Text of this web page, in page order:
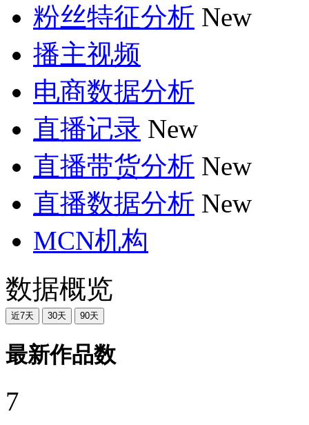
粉丝特征分析 New
播主视频
电商数据分析
直播记录 New
直播带货分析 New
直播数据分析 New
MCN机构
数据概览
近7天 30天 90天
最新作品数
7